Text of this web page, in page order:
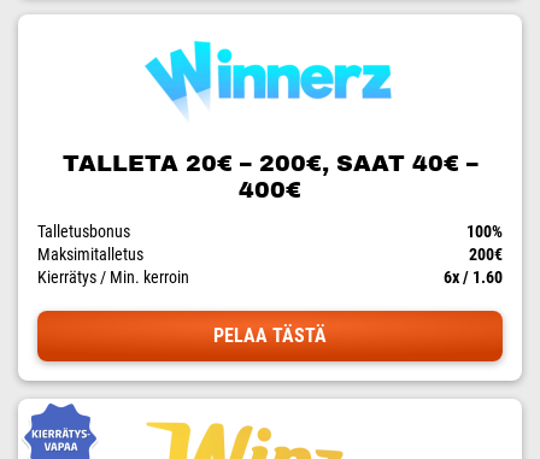
TALLETA 20€ – 200€, SAAT 40€ –
400€
Talletusbonus
100%
Maksimitalletus
200€
Kierrätys / Min. kerroin
6x / 1.60
PELAA TÄSTÄ